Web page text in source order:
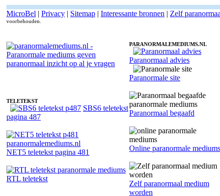
MicroBel | Privacy | Sitemap | Interessante bronnen | Zelf
voorbehouden.
TELETEKST
SBS6 teletekst
pagina 487
NET5 teletekst pagina 481
RTL teletekst
PARANORMALEMEDIUMS.NL
Paranormaal advies
Paranormale site
Paranormaal begaafd
Online paranormale mediums
Zelf paranormaal medium
worden